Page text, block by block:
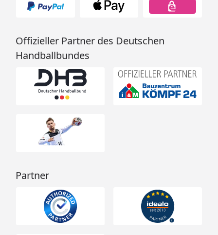
Offizieller Partner des Deutschen
Handballbundes
Partner